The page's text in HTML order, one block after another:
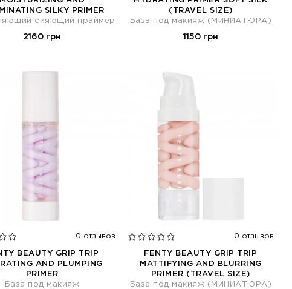
SILKY PRIMER
сияющий праймер
2160 грн
(TRAVEL SIZE)
База под макияж (МИНИАТЮРА)
1150 грн
0 отзывов
BEAUTY GRIP TRIP
AND PLUMPING
PRIMER
База под макияж
0 отзывов
FENTY BEAUTY GRIP TRIP
MATTIFYING AND BLURRING
PRIMER (TRAVEL SIZE)
База под макияж (МИНИАТЮРА)